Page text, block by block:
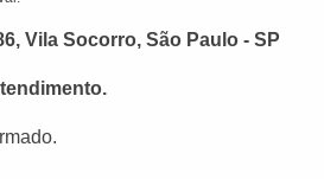
Vila Socorro, São Paulo - SP